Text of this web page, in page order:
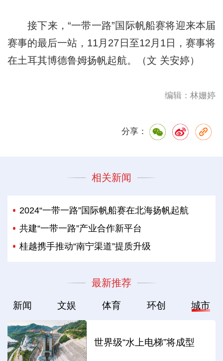
接下来，“一带一路”国际帆船赛将迎来本届
赛事的最后一站，11月27日至12月1日，赛事将
在土耳其博德鲁姆扬帆起航。（文 关安婷）
编辑：林姗婷
分享：
相关新闻
2024“一带一路”国际帆船赛在北海扬帆起航
共建“一带一路”产业合作新平台
桂越携手推动“南宁渠道”提质升级
最新推荐
新闻 文娱 体育 环创 城市
世界级“水上电梯”将成型